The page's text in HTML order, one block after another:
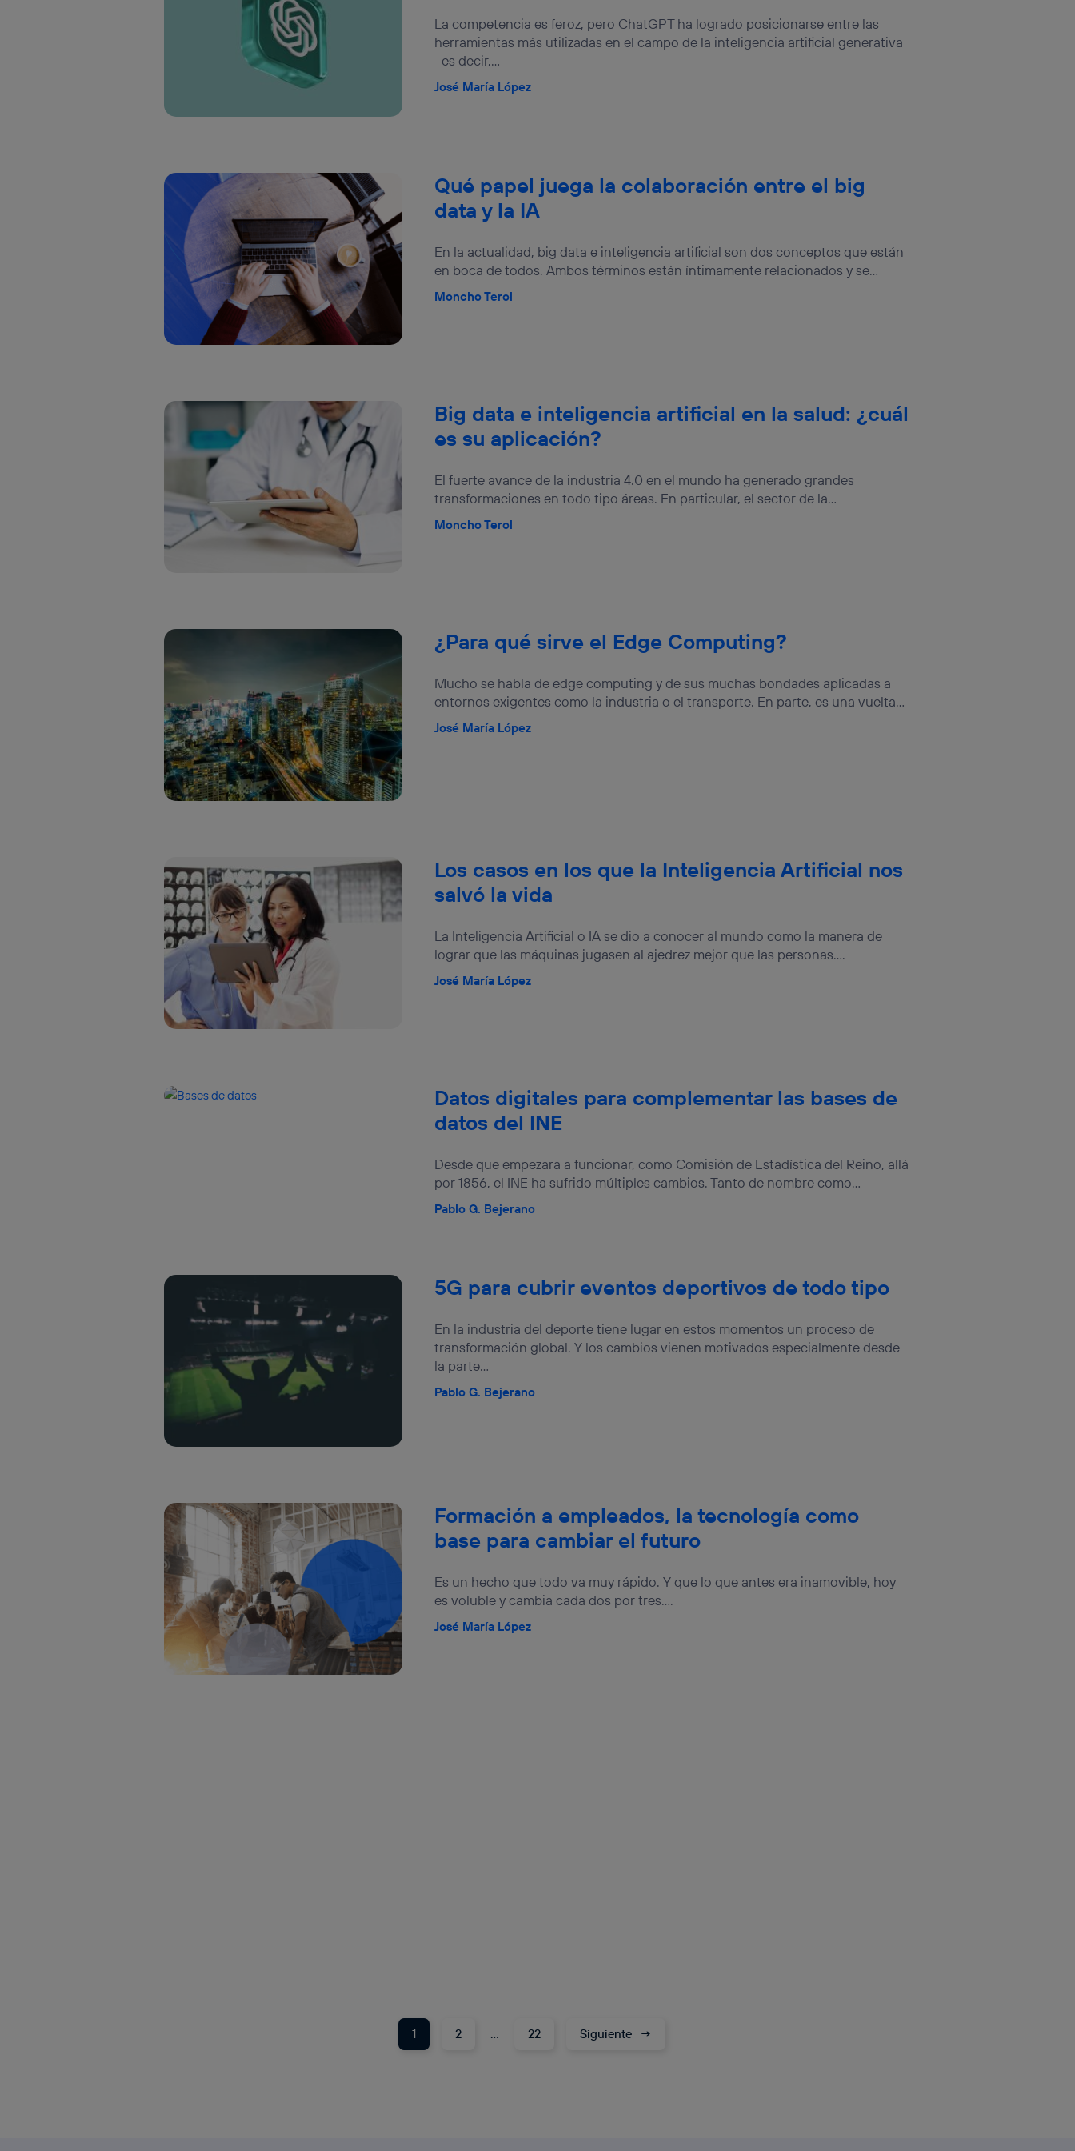
La competencia es feroz, pero ChatGPT ha logrado posicionarse entre las
herramientas más utilizadas en el campo de la inteligencia artificial generativa
–es decir,...
José María López
Qué papel juega la colaboración entre el big
data y la IA
En la actualidad, big data e inteligencia artificial son dos conceptos que están
en boca de todos. Ambos términos están íntimamente relacionados y se...
Moncho Terol
Big data e inteligencia artificial en la salud: ¿cuál
es su aplicación?
El fuerte avance de la industria 4.0 en el mundo ha generado grandes
transformaciones en todo tipo áreas. En particular, el sector de la...
Moncho Terol
¿Para qué sirve el Edge Computing?
Mucho se habla de edge computing y de sus muchas bondades aplicadas a
entornos exigentes como la industria o el transporte. En parte, es una vuelta...
José María López
Los casos en los que la Inteligencia Artificial nos
salvó la vida
La Inteligencia Artificial o IA se dio a conocer al mundo como la manera de
lograr que las máquinas jugasen al ajedrez mejor que las personas....
José María López
Datos digitales para complementar las bases de
datos del INE
Desde que empezara a funcionar, como Comisión de Estadística del Reino, allá
por 1856, el INE ha sufrido múltiples cambios. Tanto de nombre como...
Pablo G. Bejerano
5G para cubrir eventos deportivos de todo tipo
En la industria del deporte tiene lugar en estos momentos un proceso de
transformación global. Y los cambios vienen motivados especialmente desde
la parte...
Pablo G. Bejerano
Formación a empleados, la tecnología como
base para cambiar el futuro
Es un hecho que todo va muy rápido. Y que lo que antes era inamovible, hoy
es voluble y cambia cada dos por tres....
José María López
1 2 … 22 Siguiente →
Si utilizas una
realizará en función de las actividades de navegación de los miembros del hogar que
hayan dado su consentimiento.
datos móviles, el marketing será más personalizado, ya que se basará
únicamente en la navegación del usuario del móvil.
inferior de esta página web o visitando el